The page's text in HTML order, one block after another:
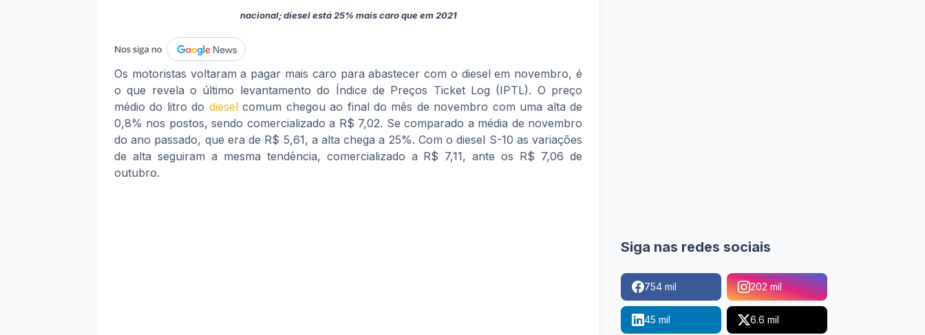
nacional; diesel está 25% mais caro que em 2021
Os motoristas voltaram a pagar mais caro para abastecer com o diesel em novembro, é
o que revela o último levantamento do Índice de Preços Ticket Log (IPTL). O preço
médio do litro do dieselcomum chegou ao final do mês de novembro com uma alta de
0,8% nos postos, sendo comercializado a R$ 7,02. Se comparado a média de novembro
do ano passado, que era de R$ 5,61, a alta chega a 25%. Com o diesel S-10 as variações
de alta seguiram a mesma tendência, comercializado a R$ 7,11, ante os R$ 7,06 de
outubro.
Siga nas redes sociais
754 mil 202 mil
45 mil 6.6 mil